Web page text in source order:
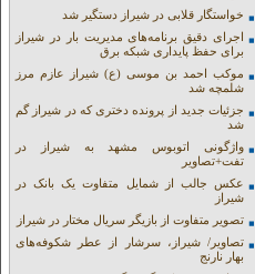
خواستگار قلابی در شیراز دستگیر شد
اجرای دقیق برنامه‌های مدیریت بار در شیراز
برای حفظ پایداری شبکه برق
موکب احمد بن موسی (ع) شیراز عازم مرز
شلمچه شد
جزئیات جدید از پرونده دختری که در شیراز گم
شد
واژگونی اتوبوس مشهد به شیراز در
تفت+تصاویر
عکس جالب از شمایل متفاوت یک بانک در
شیراز
تصویر متفاوت از بازیگر سریال مختار در شیراز
تصاویر/ شیراز، سرشار از عطر شکوفه‌های
بهار نارنج